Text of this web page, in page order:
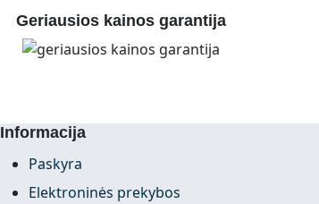
Geriausios kainos garantija
Informacija
Paskyra
Elektroninės prekybos